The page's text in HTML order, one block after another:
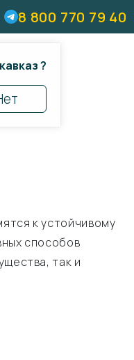
?
8 800 770 79 40
к устойчивому
способов
так и